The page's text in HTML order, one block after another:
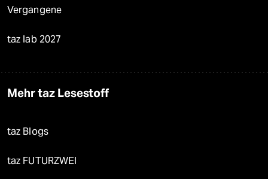
Vergangene
taz lab 2027
Mehr taz Lesestoff
taz Blogs
taz FUTURZWEI